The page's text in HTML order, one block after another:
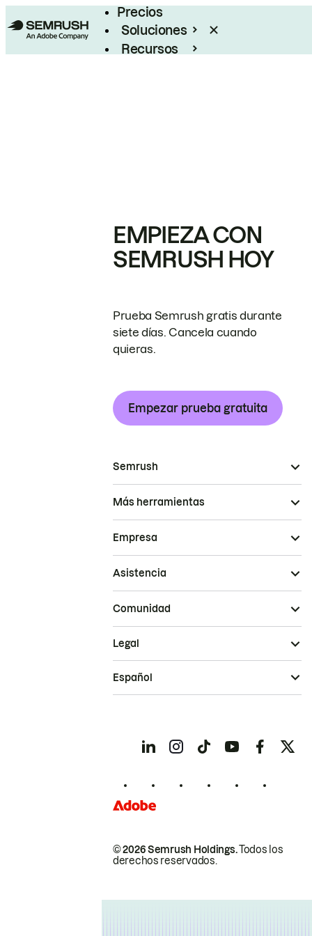
Precios
Soluciones
Recursos
EMPIEZA CON
SEMRUSH HOY
Prueba Semrush gratis durante
siete días. Cancela cuando
quieras.
Empezar prueba gratuita
Semrush
Más herramientas
Empresa
Asistencia
Comunidad
© 2026 Semrush Holdings.Todos los
derechos reservados.
Legal
Español